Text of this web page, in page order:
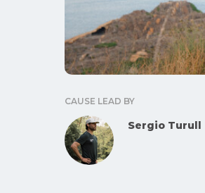
CAUSE LEAD BY
Sergio Turull